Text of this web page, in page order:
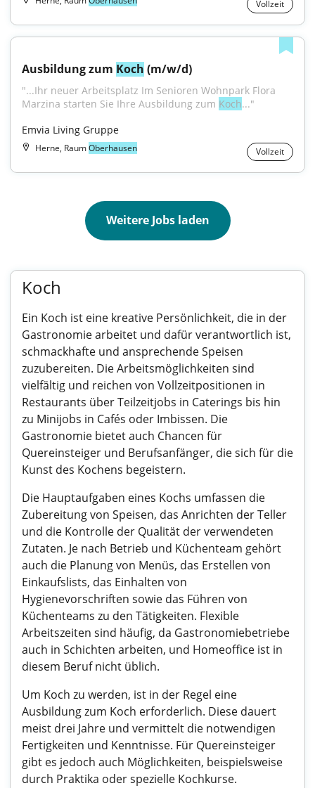
Vollzeit
Ausbildung zum Koch (m/w/d)
"...Ihr neuer Arbeitsplatz Im Senioren Wohnpark Flora
Marzina starten Sie Ihre Ausbildung zum Koch..."
Emvia Living Gruppe
Herne, RaumOberhausen Vollzeit
Weitere Jobs laden
Koch
Ein Koch ist eine kreative Persönlichkeit, die in der
Gastronomie arbeitet und dafür verantwortlich ist,
schmackhafte und ansprechende Speisen
zuzubereiten. Die Arbeitsmöglichkeiten sind
vielfältig und reichen von Vollzeitpositionen in
Restaurants über Teilzeitjobs in Caterings bis hin
zu Minijobs in Cafés oder Imbissen. Die
Gastronomie bietet auch Chancen für
Quereinsteiger und Berufsanfänger, die sich für die
Kunst des Kochens begeistern.
Die Hauptaufgaben eines Kochs umfassen die
Zubereitung von Speisen, das Anrichten der Teller
und die Kontrolle der Qualität der verwendeten
Zutaten. Je nach Betrieb und Küchenteam gehört
auch die Planung von Menüs, das Erstellen von
Einkaufslists, das Einhalten von
Hygienevorschriften sowie das Führen von
Küchenteams zu den Tätigkeiten. Flexible
Arbeitszeiten sind häufig, da Gastronomiebetriebe
auch in Schichten arbeiten, und Homeoffice ist in
diesem Beruf nicht üblich.
Um Koch zu werden, ist in der Regel eine
Ausbildung zum Koch erforderlich. Diese dauert
meist drei Jahre und vermittelt die notwendigen
Fertigkeiten und Kenntnisse. Für Quereinsteiger
gibt es jedoch auch Möglichkeiten, beispielsweise
durch Praktika oder spezielle Kochkurse.